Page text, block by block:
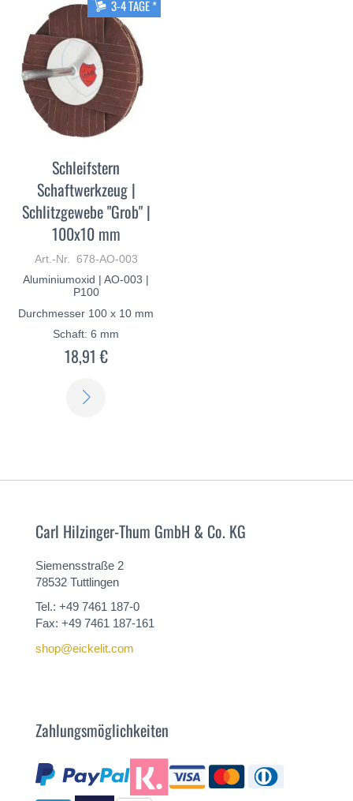
3-4 TAGE *
Schleifstern
Schaftwerkzeug |
Schlitzgewebe "Grob" |
100x10 mm
Art.-Nr. 678-AO-003
Aluminiumoxid | AO-003 |
P100
Durchmesser 100 x 10 mm
Schaft: 6 mm
18,91 €
Carl Hilzinger-Thum GmbH & Co. KG
Siemensstraße 2
78532 Tuttlingen
Tel.: +49 7461 187-0
Fax: +49 7461 187-161
shop@eickelit.com
Zahlungsmöglichkeiten